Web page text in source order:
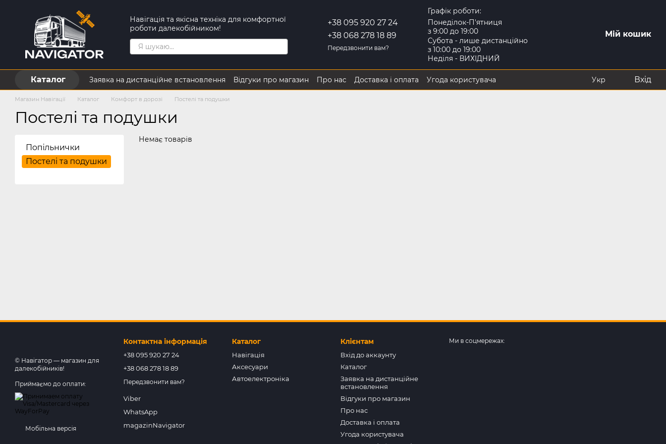
Навігація та якісна техніка для комфортної
роботи далекобійником!
+38 095 920 27 24
+38 068 278 18 89
Передзвонити вам?
Графік роботи:
Понеділок-П'ятниця
з 9:00 до 19:00
Субота - лише дистанційно
з 10:00 до 19:00
Неділя - ВИХІДНИЙ
Мій кошик
Каталог Заявка на дистанційне встановлення Відгуки про магазин Про нас Доставка і оплата
Угода користувача
Контактна інформація
Обмін та повернення
Укр Вхід
Магазин Навігації Каталог Комфорт в дорозі Постелі та подушки
Постелі та подушки
Немає товарів
Попільнички
Постелі та подушки
© Навігатор — магазин для
далекобійників!
Приймаємо до оплати:
Мобільна версія
Контактна інформація
+38 095 920 27 24
+38 068 278 18 89
Передзвонити вам?
Viber
WhatsApp
magazinNavigator
Каталог
Навігація
Аксесуари
Автоелектроніка
Клієнтам
Вхід до аккаунту
Каталог
Заявка на дистанційне
встановлення
Відгуки про магазин
Про нас
Доставка і оплата
Угода користувача
Ми в соцмережах: